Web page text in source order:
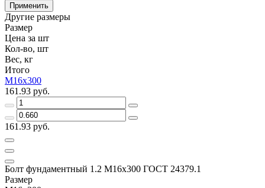
Применить
Другие размеры
Размер
Цена за шт
Кол-во, шт
Вес, кг
Итого
М16х300
161.93 руб.
161.93 руб.
Болт фундаментный 1.2 М16х300 ГОСТ 24379.1
Размер